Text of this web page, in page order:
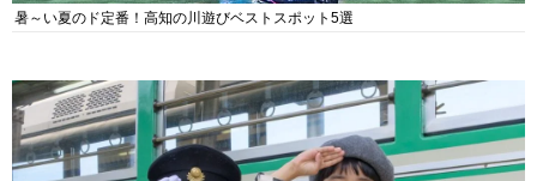
暑～い夏のド定番！高知の川遊びベストスポット5選